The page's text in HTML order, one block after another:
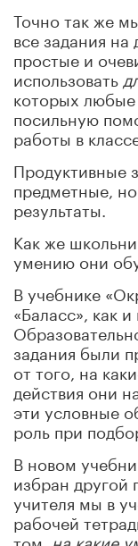
Точно так же
все задания на
простые и
использовать
которых любые
посильную
работы в
Продуктивные
предметные,
результаты.
Как же
умению они
В учебнике
«Баласс», как
задания были
от того, на
действия они
эти условные
роль при
В новом
избран другой
учителя мы в
рабочей
том, на какие